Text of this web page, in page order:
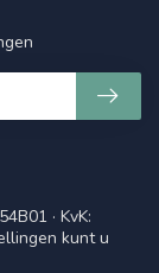
· KvK:
kunt u